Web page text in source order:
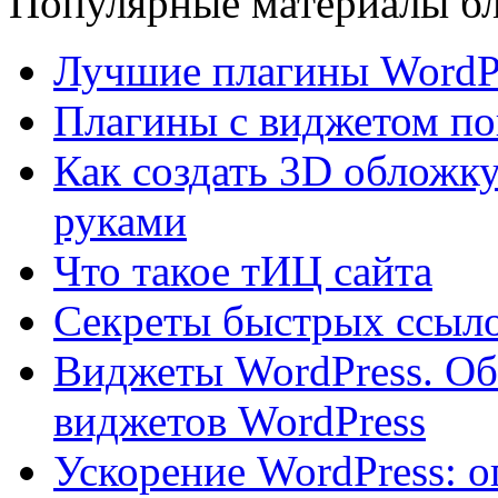
Лучшие плагины
Плагины с виджетом
Как создать 3D
руками
Что такое тИЦ сайта
Секреты быстрых
Виджеты WordPress.
виджетов WordPress
Ускорение WordPress: